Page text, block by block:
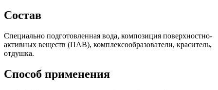
Состав
Специально подготовленная вода, композиция поверхностно-
активных веществ (ПАВ), комплексообразователи, краситель,
отдушка.
Способ применения